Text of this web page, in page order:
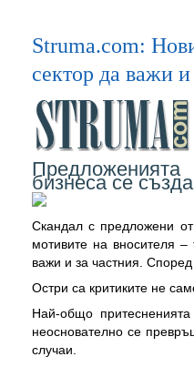
Struma.com:
сектор да важи и
бизнеса се
Скандал с предложени
мотивите на вносителя
важи и за частния.
Остри са критиките не
Най-общо
неоснователно се
случаи.